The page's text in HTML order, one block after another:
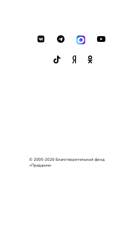
© 2005-2026 Благотворительный фонд
«Предание»